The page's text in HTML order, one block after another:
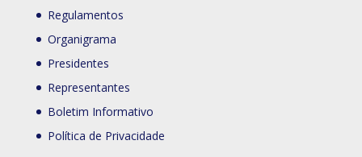
Regulamentos
Organigrama
Presidentes
Representantes
Boletim Informativo
Política de Privacidade